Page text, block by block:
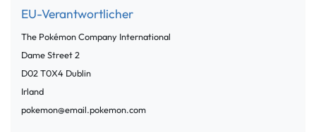
EU-Verantwortlicher
The Pokémon Company International
Dame Street2
D02 T0X4 Dublin
Irland
pokemon@email.pokemon.com